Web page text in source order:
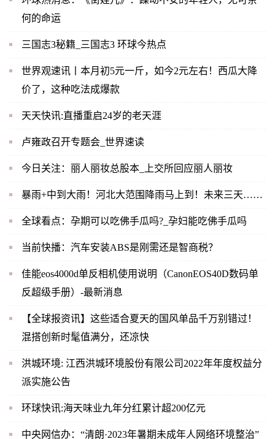
何的命运
三国志3秘籍_三国志3 环球今热点
世界观速讯丨本月初5元一斤，如今2元左右！西瓜大降
价了，这种吃法成爆款
天天快讯:直播重启24岁的老天涯
卢雍政召开专题会_世界速读
今日关注：丽人丽妆总股本_上交所回应丽人丽妆
暴雨+中到大雨！河北大范围降雨马上到！未来三天……
全球看点：孕期可以吃佛手瓜吗?_孕妇能吃佛手瓜吗
当前快播：汽车安装ABS是刚需还是智商税？
佳能eos4000d单反相机使用说明（CanonEOS40D数码单
反超级手册）-最新消息
【全球报资讯】这些适合夏天的国风单品千万别错过！
混搭创新时髦值满分，还凉快
洪城环境: 江西洪城环境股份有限公司2022年年度权益分
派实施公告
环球快讯:海天味业九年分红累计超200亿元
中央网信办：“清朗·2023年暑期未成年人网络环境整治”